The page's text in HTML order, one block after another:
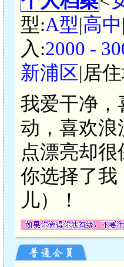
型:A型|高中|
入:2000 -
新浦区|居
我爱干净，
动，喜欢浪
点漂亮却
你选择了我
儿）！